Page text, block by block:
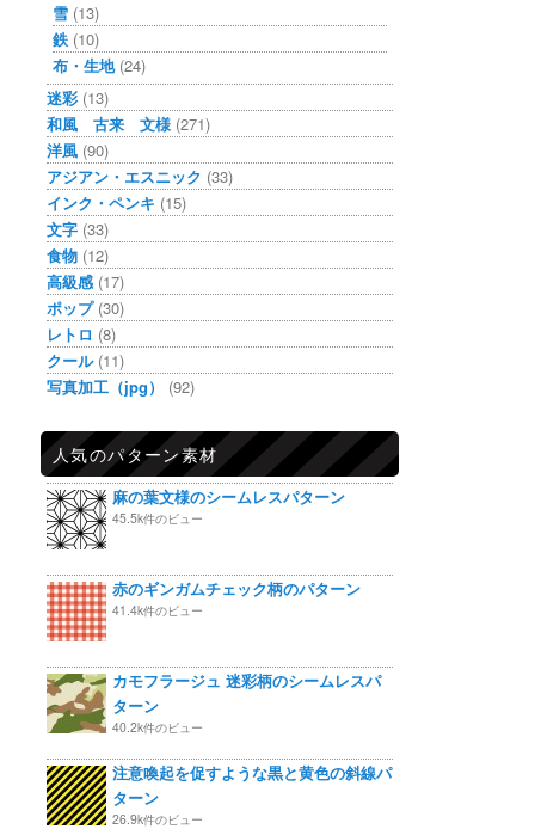
雪 (13)
鉄 (10)
布・生地(24)
迷彩 (13)
和風 古来 文様 (271)
洋風 (90)
アジアン・エスニック (33)
インク・ペンキ (15)
文字 (33)
食物 (12)
高級感 (17)
ポップ(30)
レトロ (8)
クール(11)
写真加工（jpg）
(92)
人気のパターン素材
麻の葉文様のシームレスパターン
45.5k件のビュー
赤のギンガムチェック柄のパターン
41.4k件のビュー
カモフラージュ 迷彩柄のシームレスパ
ターン
40.2k件のビュー
注意喚起を促すような黒と黄色の斜線パ
ターン
26.9k件のビュー